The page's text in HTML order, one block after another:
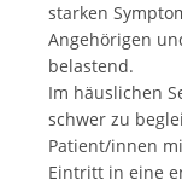
starken
Angehörigen
belastend.
Im häuslichen
schwer zu
Patient/innen
Eintritt in eine